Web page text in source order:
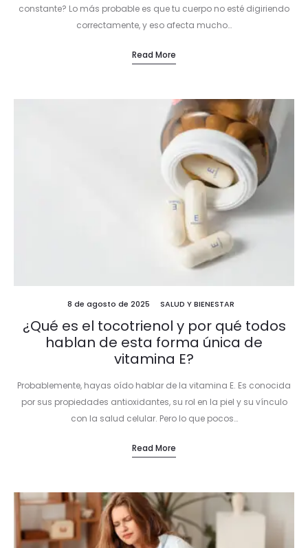
constante? Lo más probable es que tu cuerpo no esté digiriendo
correctamente, y eso afecta mucho…
Read More
8 de agosto de 2025 SALUD Y BIENESTAR
¿Qué es el tocotrienol y por qué todos
hablan de esta forma única de
vitamina E?
Probablemente, hayas oído hablar de la vitamina E. Es conocida
por sus propiedades antioxidantes, su rol en la piel y su vínculo
con la salud celular. Pero lo que pocos…
Read More